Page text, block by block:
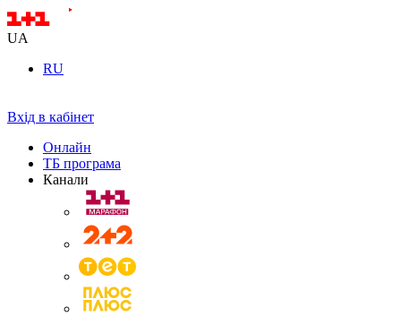
UA
RU
Вхід в кабінет
Онлайн
ТБ програма
Канали